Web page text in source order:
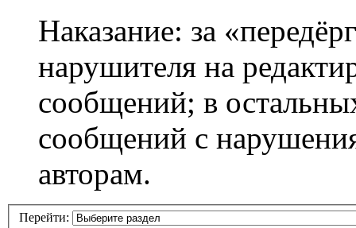
Наказание: за
нарушителя на
сообщений; в
сообщений с
авторам.
Перейти: